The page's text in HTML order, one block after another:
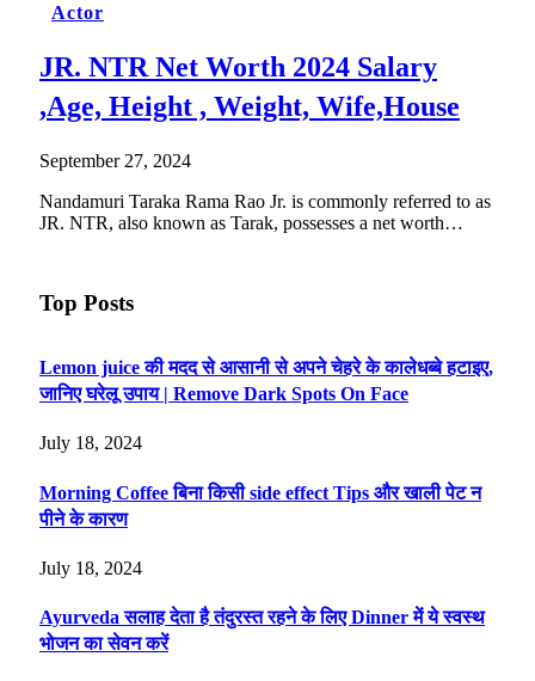
Actor
JR. NTR Net Worth 2024 Salary
,Age, Height , Weight, Wife,House
September 27, 2024
Nandamuri Taraka Rama Rao Jr. is commonly referred to as
JR. NTR, also known as Tarak, possesses a net worth…
Top Posts
Lemon juice की मदद से आसानी से अपने चेहरे के कालेधब्बे हटाइए,
जानिए घरेलू उपाय | Remove Dark Spots On Face
July 18, 2024
Morning Coffee बिना किसी side effect Tips और खाली पेट न
पीने के कारण
July 18, 2024
Ayurveda सलाह देता है तंदुरस्त रहने के लिए Dinner में ये स्वस्थ
भोजन का सेवन करें